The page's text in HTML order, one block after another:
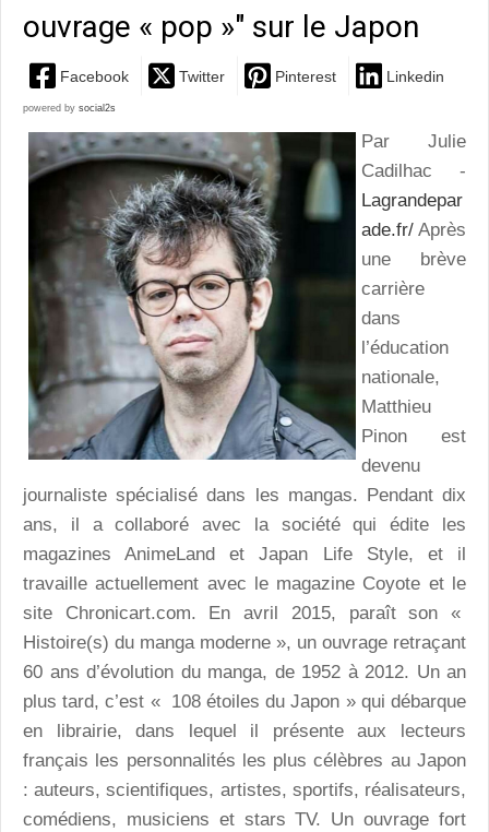
ouvrage « pop »" sur le Japon
Facebook Twitter Pinterest Linkedin
powered by social2s
Par Julie
Cadilhac -
Lagrandepar
ade.fr/ Après
une brève
carrière
dans
l’éducation
nationale,
Matthieu
Pinon est
devenu
journaliste spécialisé dans les mangas. Pendant dix
ans, il a collaboré avec la société qui édite les
magazines AnimeLand et Japan Life Style, et il
travaille actuellement avec le magazine Coyote et le
site Chronicart.com. En avril 2015, paraît son «
Histoire(s) du manga moderne », un ouvrage retraçant
60 ans d’évolution du manga, de 1952 à 2012. Un an
plus tard, c’est « 108 étoiles du Japon » qui débarque
en librairie, dans lequel il présente aux lecteurs
français les personnalités les plus célèbres au Japon
: auteurs, scientifiques, artistes, sportifs, réalisateurs,
comédiens, musiciens et stars TV. Un ouvrage fort